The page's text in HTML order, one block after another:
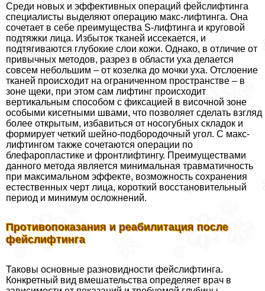
Среди новых и эффективных операций фейслифтинга
специалисты выделяют операцию макс-лифтинга. Она
сочетает в себе преимущества S-лифтинга и круговой
подтяжки лица. Избыток тканей иссекается, и
подтягиваются глубокие слои кожи. Однако, в отличие от
привычных методов, разрез в области уха делается
совсем небольшим – от кoзeлка до мочки уха. Отслоение
тканей происходит на ограниченном прострaнcтве – в
зоне щеки, при этом сам лифтинг происходит
вертикальным способом с фиксацией в височной зоне
особыми кисетными швами, что позволяет сделать взгляд
более открытым, избавиться от носогубных складок и
формирует четкий шейно-подбородочный угол. С макс-
лифтингом также сочетаются операции по
блефаропластике и фронтлифтингу. Преимуществами
данного метода является минимальная травматичность
при максимальном эффекте, возможность сохранения
естественных черт лица, короткий восстановительный
период и минимум осложнений.
Противопоказания и реабилитация после
фейслифтинга
Таковы основные разновидности фейслифтинга.
Конкретный вид вмешательства определяет врач в